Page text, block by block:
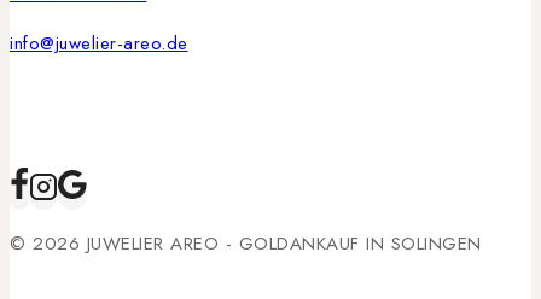
info@juwelier-areo.de
© 2026 JUWELIER AREO - GOLDANKAUF IN SOLINGEN